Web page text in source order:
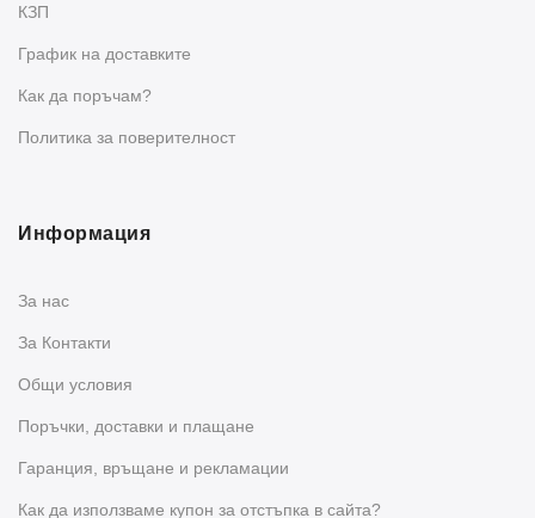
КЗП
График на доставките
Как да поръчам?
Политика за поверителност
Информация
За нас
За Контакти
Общи условия
Поръчки, доставки и плащане
Гаранция, връщане и рекламации
Как да използваме купон за отстъпка в сайта?